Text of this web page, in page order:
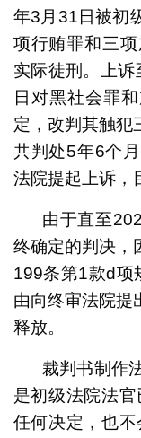
年3月31日被初
项行贿罪和三
实际徒刑。上
日对黑社会罪
定，改判其触犯
共判处5年6个
法院提起上诉，
由于直至
终确定的判决，
199条第1款d项
由向终审法院提
释放。
裁判书制作
是初级法院法
任何决定，也不